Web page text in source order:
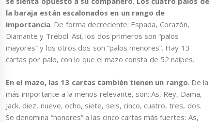
la baraja están escalonados en un rango de
importancia. De forma decreciente: Espada, Corazón,
Diamante y Trébol. Así, los dos primeros son “palos
mayores” y los otros dos son “palos menores”. Hay 13
cartas por palo, con lo que el mazo consta de 52 naipes.
En el mazo, las 13 cartas también tienen un rango. De la
más importante a la menos relevante, son: As, Rey, Dama,
Jack, diez, nueve, ocho, siete, seis, cinco, cuatro, tres, dos.
Se denomina “honores” a las cinco cartas más fuertes: As,